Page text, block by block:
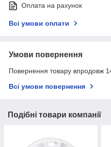
Оплата на рахунок
Всі умови оплати
Умови повернення
Повернення товару впродовж
Всі умови повернення
Подібні товари компанії